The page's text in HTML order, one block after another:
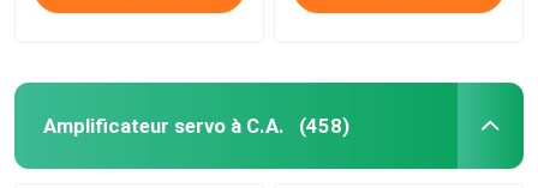
Amplificateur servo à C.A. (458)